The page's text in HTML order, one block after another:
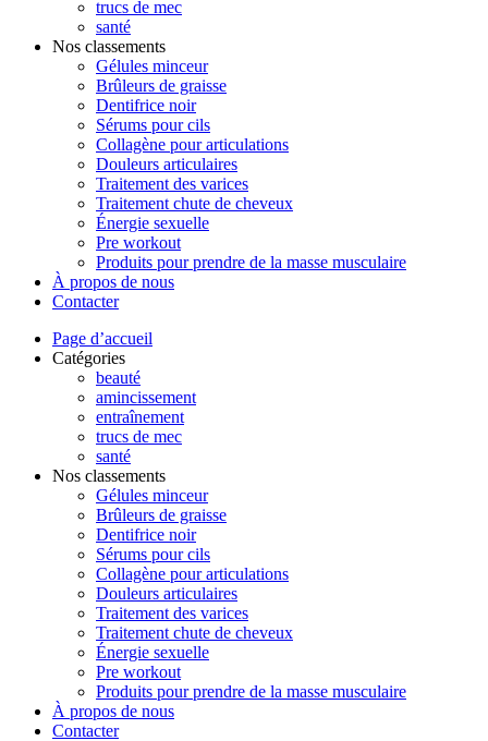
trucs de mec
santé
Nos classements
Gélules minceur
Brûleurs de graisse
Dentifrice noir
Sérums pour cils
Collagène pour articulations
Douleurs articulaires
Traitement des varices
Traitement chute de cheveux
Énergie sexuelle
Pre workout
Produits pour prendre de la masse musculaire
À propos de nous
Contacter
Page d’accueil
Catégories
beauté
amincissement
entraînement
trucs de mec
santé
Nos classements
Gélules minceur
Brûleurs de graisse
Dentifrice noir
Sérums pour cils
Collagène pour articulations
Douleurs articulaires
Traitement des varices
Traitement chute de cheveux
Énergie sexuelle
Pre workout
Produits pour prendre de la masse musculaire
À propos de nous
Contacter